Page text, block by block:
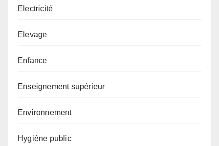
Electricité
Elevage
Enfance
Enseignement supérieur
Environnement
Hygiène public